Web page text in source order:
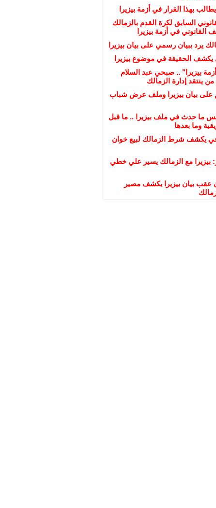
بهذا القرار في أزمة بيزيرا
السابق لكرة القدم بالزمالك
في أزمة بيزيرا
يرد ببيان رسمي على بيان بيزيرا
يكشف الحقيقة في موضوع بيزيرا
بيزيرا" .. صبحي عبد السلام
ينتقد إدارة الزمالك
على بيان بيزيرا وملف عرض شباب
ما حدث في ملف بيزيرا .. ما قبل
وما بعدها
يكشف شرط الزمالك لبيع خوان
بيزيرا مع الزمالك يسير علي خطي
بيان بيزيرا يكشف مصير